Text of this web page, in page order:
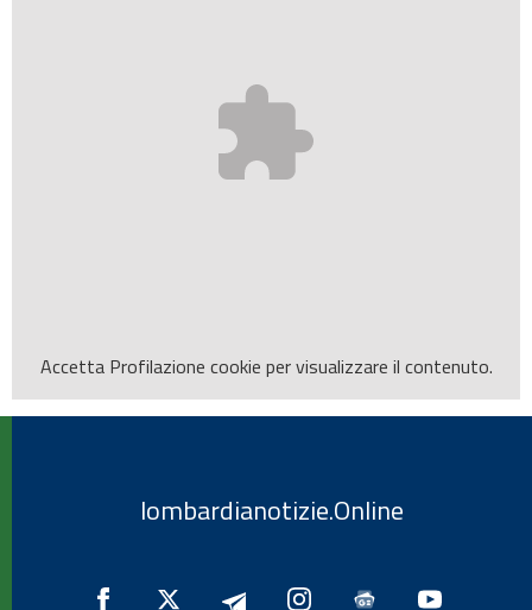
Accetta Profilazione cookie per visualizzare il contenuto.
lombardianotizie.Online